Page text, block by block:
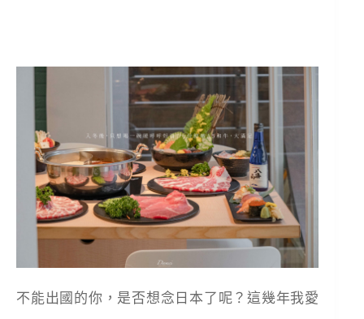
不能出國的你，是否想念日本了呢？這幾年我愛